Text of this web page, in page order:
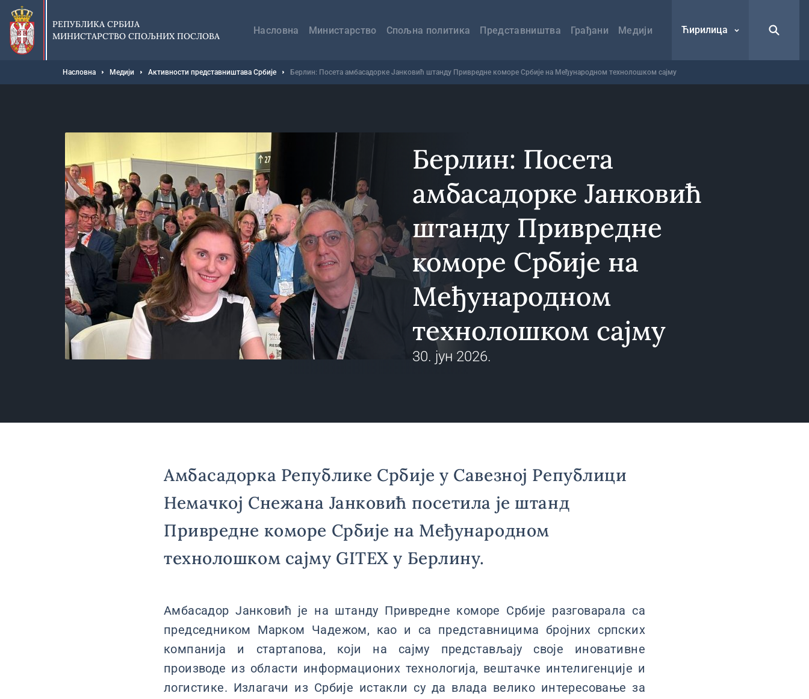
Прескочи
главни
део
садржаја
РЕПУБЛИКА СРБИЈА
МИНИСТАРСТВО СПОЉНИХ ПОСЛОВА
навигација
Насловна Министарство Спољна политика Представништва Грађани Медији Ћирилица
Мрвице
Насловна Медији Активности представништава Србије Берлин: Посета амбасадорке Јанковић штанду Привредне коморе Србије на Међународном технолошком сајму
Берлин: Посета
амбасадорке Јанковић
штанду Привредне
коморе Србије на
Међународном
технолошком сајму
30. јун 2026.
Амбасадорка Републике Србије у Савезној Републици
Немачкој Снежана Јанковић посетила је штанд
Привредне коморе Србије на Међународном
технолошком сајму GITEX у Берлину.
Амбасадор Јанковић је на штанду Привредне коморе Србије разговарала са
председником Марком Чадежом, као и са представницима бројних српских
компанија и стартапова, који на сајму представљају своје иновативне
производе из области информационих технологија, вештачке интелигенције и
логистике. Излагачи из Србије истакли су да влада велико интересовање за